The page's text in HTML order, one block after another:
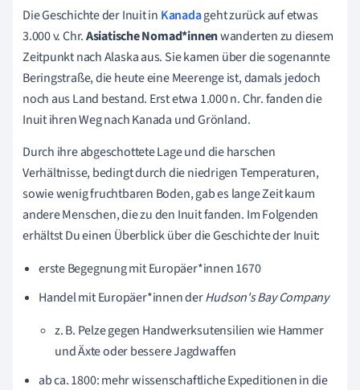
Die Geschichte der Inuit in Kanadageht zurück auf etwas
3.000 v. Chr.Asiatische Nomad*innenwanderten zu diesem
Zeitpunkt nach Alaska aus. Sie kamen über die sogenannte
Beringstraße, die heute eine Meerenge ist, damals jedoch
noch aus Land bestand. Erst etwa 1.000 n. Chr. fanden die
Inuit ihren Weg nach Kanada und Grönland.
Durch ihre abgeschottete Lage und die harschen
Verhältnisse, bedingt durch die niedrigen Temperaturen,
sowie wenig fruchtbaren Boden, gab es lange Zeit kaum
andere Menschen, die zu den Inuit fanden. Im Folgenden
erhältst Du einen Überblick über die Geschichte der Inuit:
erste Begegnung mit Europäer*innen 1670
Handel mit Europäer*innen derHudson's Bay Company
z. B. Pelze gegen Handwerksutensilien wie Hammer
und Äxte oder bessere Jagdwaffen
ab ca. 1800: mehr wissenschaftliche Expeditionen in die